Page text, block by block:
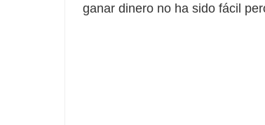
ganar dinero no ha sido fácil